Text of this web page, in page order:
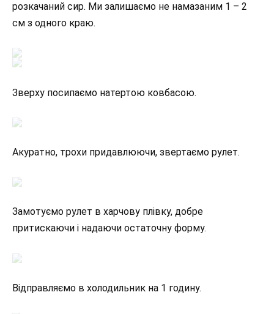
розкачаний сир. Ми залишаємо не намазаним 1 – 2
см з одного краю.
Зверху посипаємо натертою ковбасою.
Акуратно, трохи придавлюючи, звертаємо рулет.
Замотуємо рулет в харчову плівку, добре
притискаючи і надаючи остаточну форму.
Відправляємо в холодильник на 1 годину.